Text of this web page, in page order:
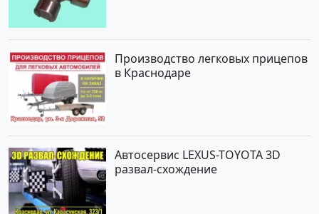
Производство легковых прицепов
в Краснодаре
Автосервис LEXUS-TOYOTA 3D
развал-схождение